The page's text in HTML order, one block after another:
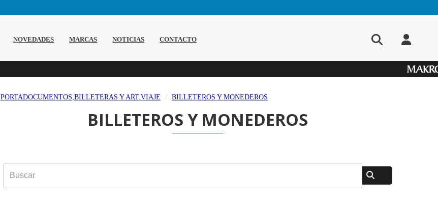
NOVEDADES MARCAS NOTICIAS CONTACTO
PORTADOCUMENTOS,BILLETERAS Y ART.VIAJE BILLETEROS Y MONEDEROS
BILLETEROS Y MONEDEROS